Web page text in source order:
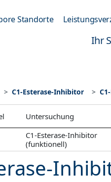
Standorte
Ihr
C1-Esterase-Inhibitor
Untersuchung
C1-Esterase-Inhibitor
(funktionell)